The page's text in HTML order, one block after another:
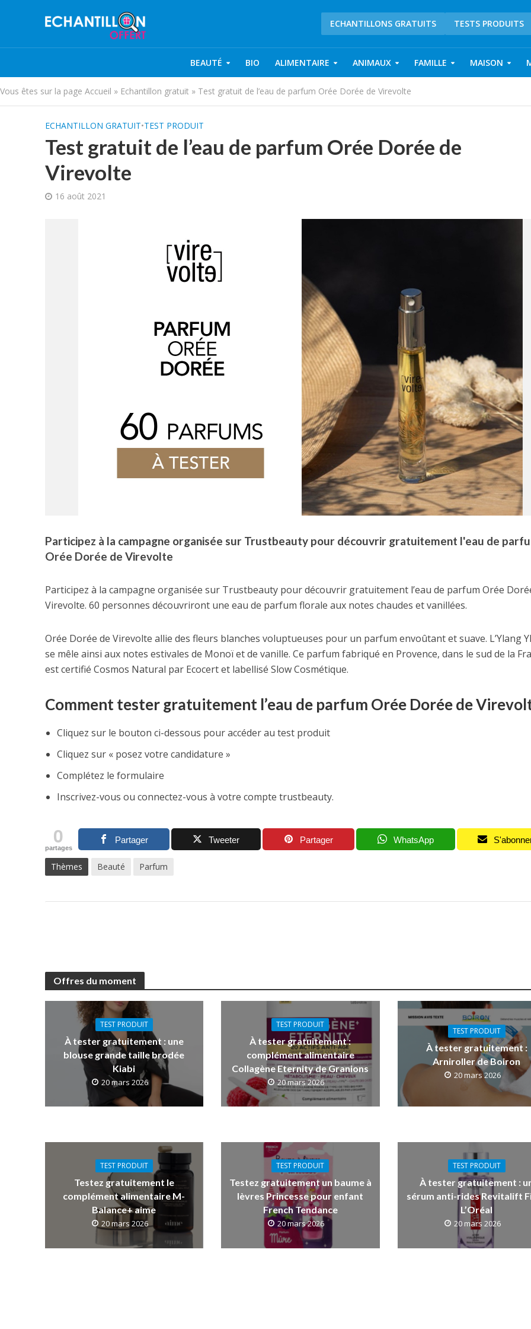
ECHANTILLONS GRATUITS TESTS PRODUITS
BEAUTÉ BIO ALIMENTAIRE ANIMAUX FAMILLE MAISON
Vous êtes sur la page Accueil » Echantillon gratuit » Test gratuit de l’eau de parfum Orée Dorée de Virevolte
ECHANTILLON GRATUIT•TEST PRODUIT
Test gratuit de l’eau de parfum Orée Dorée de
Virevolte
16 août 2021
Participez à la campagne organisée sur Trustbeauty pour découvrir gratuitement l'eau de
Orée Dorée de Virevolte
Participez à la campagne organisée sur Trustbeauty pour découvrir gratuitement l’eau de parfum Orée
Virevolte. 60 personnes découvriront une eau de parfum florale aux notes chaudes et vanillées.
Orée Dorée de Virevolte allie des fleurs blanches voluptueuses pour un parfum envoûtant et suave. L’Ylang
se mêle ainsi aux notes estivales de Monoï et de vanille. Ce parfum fabriqué en Provence, dans le sud de la
est certifié Cosmos Natural par Ecocert et labellisé Slow Cosmétique.
Comment tester gratuitement l’eau de parfum Orée Dorée de
Cliquez sur le bouton ci-dessous pour accéder au test produit
Cliquez sur « posez votre candidature »
Complétez le formulaire
Inscrivez-vous ou connectez-vous à votre compte trustbeauty.
0
partages
Partager Tweeter Partager WhatsApp
Thèmes Beauté Parfum
Offres du moment
TEST PRODUIT
À tester gratuitement : une
blouse grande taille brodée
Kiabi
20 mars 2026
TEST PRODUIT
À tester gratuitement :
complément alimentaire
Collagène Eternity de Granions
20 mars 2026
TEST PRODUIT
À tester gratuitement :
Arniroller de Boiron
20 mars 2026
TEST PRODUIT
Testez gratuitement le
complément alimentaire M-
Balance+ aime
20 mars 2026
TEST PRODUIT
Testez gratuitement un baume à
lèvres Princesse pour enfant
French Tendance
20 mars 2026
TEST PRODUIT
À tester gratuitement :
sérum anti-rides Revitalift
L’Oréal
20 mars 2026